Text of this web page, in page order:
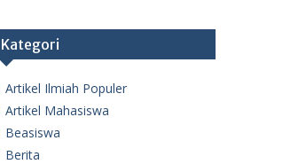
Kategori
Artikel Ilmiah Populer
Artikel Mahasiswa
Beasiswa
Berita